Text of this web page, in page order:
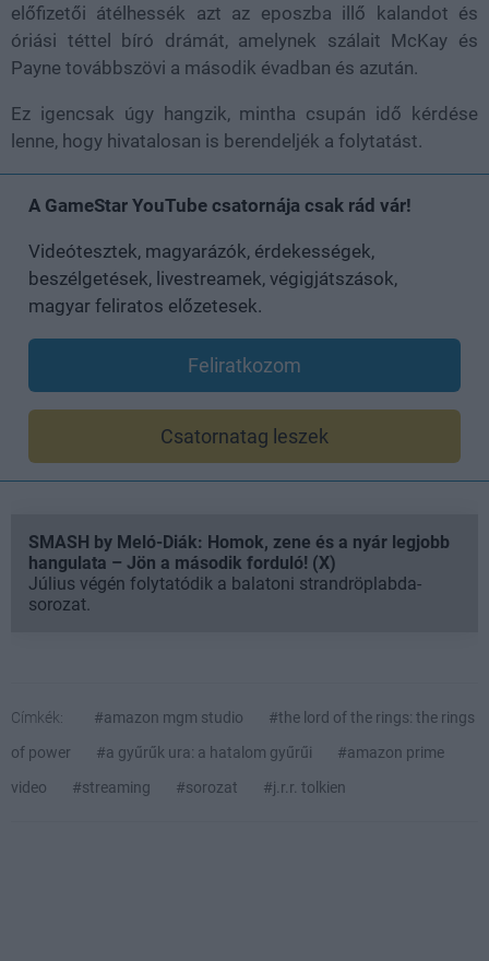
előfizetői átélhessék azt az eposzba illő kalandot és
óriási téttel bíró drámát, amelynek szálait McKay és
Payne továbbszövi a második évadban és azután.
Ez igencsak úgy hangzik, mintha csupán idő kérdése
lenne, hogy hivatalosan is berendeljék a folytatást.
A GameStar YouTube csatornája csak rád vár!
Videótesztek, magyarázók, érdekességek,
beszélgetések, livestreamek, végigjátszások,
magyar feliratos előzetesek.
Feliratkozom
Csatornatag leszek
SMASH by Meló-Diák: Homok, zene és a nyár legjobb
hangulata – Jön a második forduló! (X)
Július végén folytatódik a balatoni strandröplabda-
sorozat.
Címkék: #amazon mgm studio
#the lord of the rings: the rings
of power
#a gyűrűk ura: a hatalom gyűrűi
#amazon prime
video
#streaming #sorozat #j.r.r. tolkien